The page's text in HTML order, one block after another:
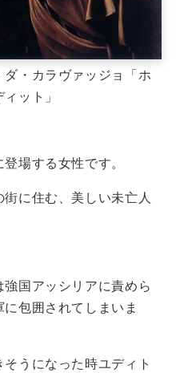
・カラヴァッジョ「ホ
ット」
場する女性です。
に住む、美しい未亡人
国アッシリアに責めら
包囲されてしまいま
うになった時ユディト